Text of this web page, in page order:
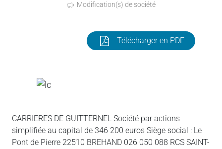
Modification(s) de société
Télécharger en PDF
CARRIERES DE GUITTERNEL Société par actions
simplifiée au capital de 346 200 euros Siège social : Le
Pont de Pierre 22510 BREHAND 026 050 088 RCS SAINT-